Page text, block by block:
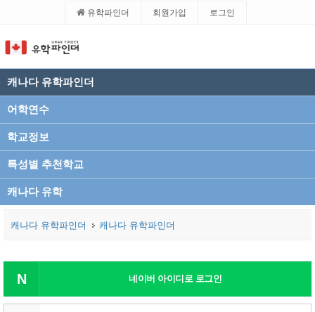
유학파인더 회원가입 로그인
캐나다 유학파인더
어학연수
학교정보
특성별 추천학교
캐나다 유학
캐나다 유학파인더 캐나다 유학파인더
N 네이버 아이디로 로그인